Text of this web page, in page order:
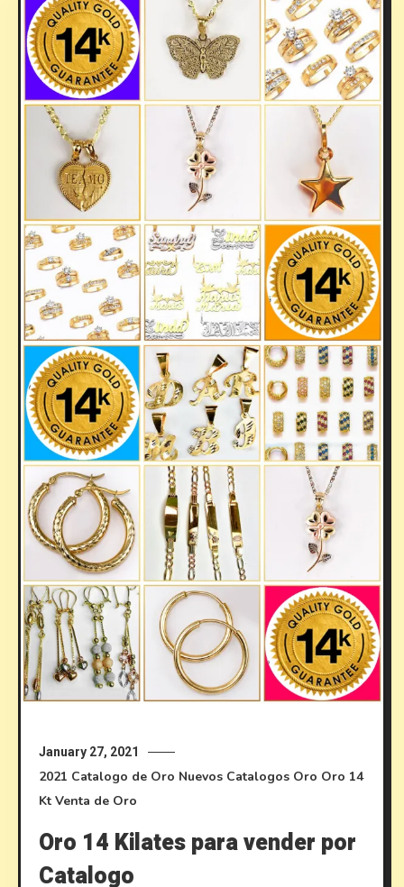
January 27, 2021
2021 Catalogo de Oro Nuevos Catalogos Oro Oro 14
Kt Venta de Oro
Oro 14 Kilates para vender por
Catalogo